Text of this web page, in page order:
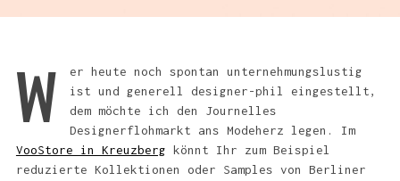
W
er heute noch spontan unternehmungslustig
ist und generell designer-phil eingestellt,
dem möchte ich den Journelles
Designerflohmarkt ans Modeherz legen. Im
VooStore in Kreuzberg könnt Ihr zum Beispiel
reduzierte Kollektionen oder Samples von Berliner